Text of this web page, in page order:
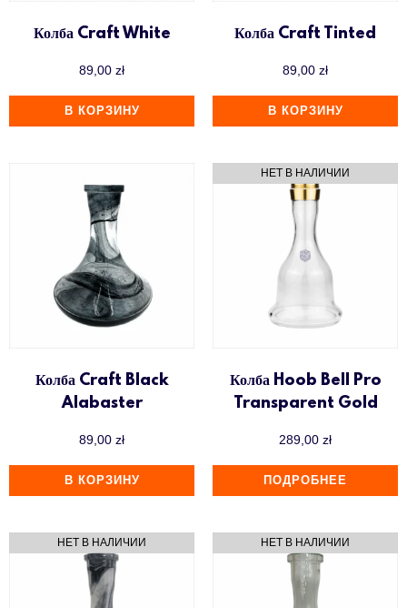
Колба Craft White
89,00 zł
В КОРЗИНУ
Колба Craft Tinted
89,00 zł
В КОРЗИНУ
Колба Craft Black
Alabaster
89,00 zł
В КОРЗИНУ
Колба Hoob Bell Pro
Transparent Gold
289,00 zł
ПОДРОБНЕЕ